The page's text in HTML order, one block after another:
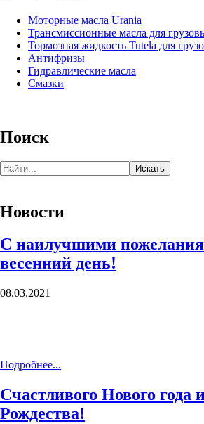
Моторные масла Urania
Трансмиссионные масла для
Тормозная жидкость Tutela для
Антифризы
Гидравлические масла
Смазки
Поиск
Новости
С наилучшими
весенний день!
08.03.2021
Подробнее...
Счастливого Нового года
Рождества!